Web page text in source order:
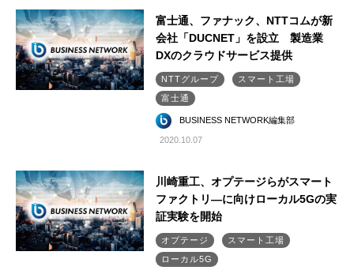
富士通、ファナック、NTTコムが新
会社「DUCNET」を設立 製造業
DXのクラウドサービス提供
NTTグループ
スマート工場
富士通
BUSINESS NETWORK編集部
2020.10.07
川崎重工、オプテージらがスマート
ファクトリ―に向けローカル5Gの実
証実験を開始
オプテージ
スマート工場
ローカル5G